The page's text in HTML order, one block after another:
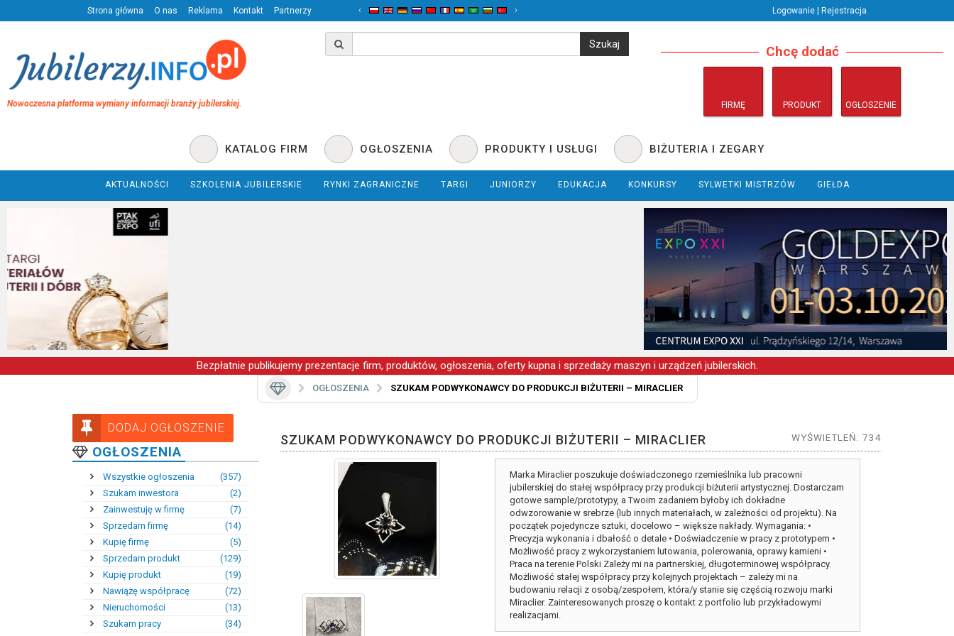
Strona główna O nas Reklama Kontakt Partnerzy ‹ › Logowanie | Rejestracja
Nowoczesna platforma wymiany informacji branży jubilerskiej.
Chcę dodać
FIRMĘ PRODUKT OGŁOSZENIE
KATALOG FIRM OGŁOSZENIA PRODUKTY I USŁUGI BIŻUTERIA I ZEGARY
AKTUALNOŚCI SZKOLENIA JUBILERSKIE RYNKI ZAGRANICZNE TARGI JUNIORZY EDUKACJA KONKURSY SYLWETKI MISTRZÓW GIEŁDA
Bezpłatnie publikujemy prezentacje firm, produktów, ogłoszenia, oferty kupna i sprzedaży maszyn i urządzeń jubilerskich.
OGŁOSZENIA SZUKAM PODWYKONAWCY DO PRODUKCJI BIŻUTERII – MIRACLIER
DODAJ OGŁOSZENIE
OGŁOSZENIA
Wszystkie ogłoszenia
(357)
Szukam inwestora
(2)
Zainwestuję w firmę
(7)
Sprzedam firmę
(14)
Kupię firmę
(5)
Sprzedam produkt
(129)
Kupię produkt
(19)
Nawiążę współpracę
(72)
Nieruchomości
(13)
Szukam pracy
(34)
SZUKAM PODWYKONAWCY DO PRODUKCJI BIŻUTERII – MIRACLIER WYŚWIETLEŃ: 734
Marka Miraclier poszukuje doświadczonego rzemieślnika lub pracowni
jubilerskiej do stałej współpracy przy produkcji biżuterii artystycznej. Dostarczam
gotowe sample/prototypy, a Twoim zadaniem byłoby ich dokładne
odwzorowanie w srebrze (lub innych materiałach, w zależności od projektu). Na
początek pojedyncze sztuki, docelowo – większe nakłady. Wymagania: •
Precyzja wykonania i dbałość o detale • Doświadczenie w pracy z prototypem •
Możliwość pracy z wykorzystaniem lutowania, polerowania, oprawy kamieni •
Praca na terenie Polski Zależy mi na partnerskiej, długoterminowej współpracy.
Możliwość stałej współpracy przy kolejnych projektach – zależy mi na
budowaniu relacji z osobą/zespołem, która/y stanie się częścią rozwoju marki
Miraclier. Zainteresowanych proszę o kontakt z portfolio lub przykładowymi
realizacjami.